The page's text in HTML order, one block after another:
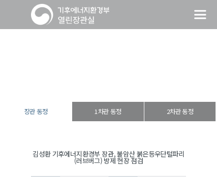
장관 동정 1차관 동정 2차관 동정
김성환 기후에너지환경부 장관, 불암산 붉은등우단털파리
(러브버그) 방제 현장 점검